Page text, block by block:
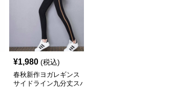
¥1,980 (税込)
春秋新作ヨガレギンス
サイドライン九分丈スパ